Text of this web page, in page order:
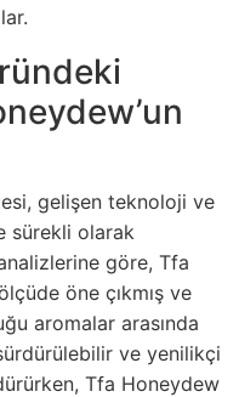
gelişen teknoloji ve
sürekli olarak
göre, Tfa
öne çıkmış ve
aromalar arasında
ve yenilikçi
Tfa Honeydew